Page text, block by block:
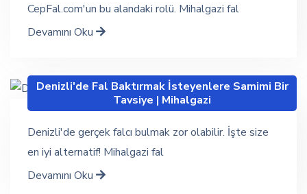
CepFal.com'un bu alandaki rolü. Mihalgazi fal
Devamını Oku
Denizli'de Fal Baktırmak İsteyenlere Samimi Bir
Tavsiye | Mihalgazi
Denizli'de gerçek falcı bulmak zor olabilir. İşte size
en iyi alternatif! Mihalgazi fal
Devamını Oku